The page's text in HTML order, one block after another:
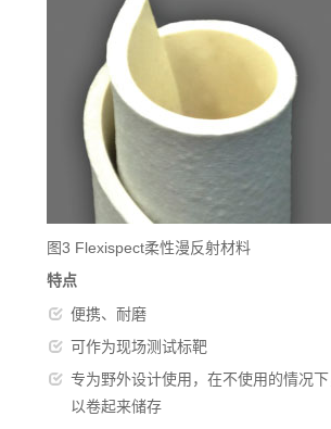
图3 Flexispect柔性漫反射材料
特点
便携、耐磨
可作为现场测试标靶
专为野外设计使用，在不使用的情况
以卷起来储存